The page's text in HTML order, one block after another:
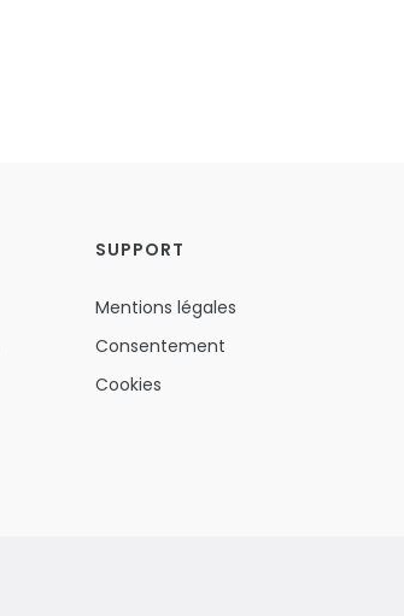
SUPPORT
Mentions légales
Consentement
Cookies